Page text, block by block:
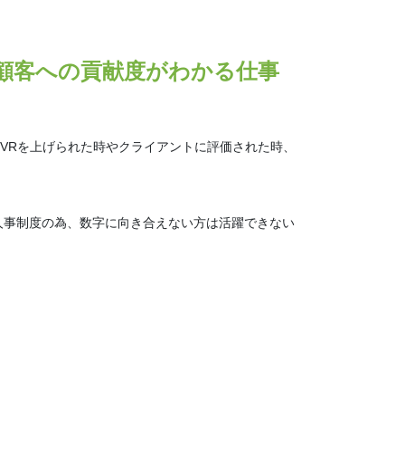
客への貢献度がわかる仕事
を上げられた時やクライアントに評価された時、
制度の為、数字に向き合えない方は活躍できない